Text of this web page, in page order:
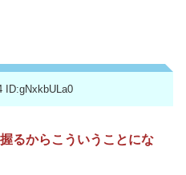
ID:gNxkbULa0
るからこういうことにな